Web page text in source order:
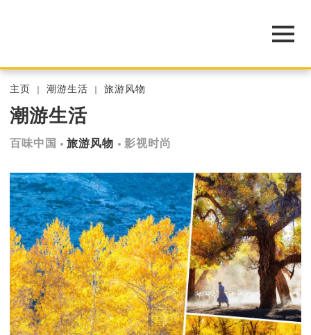
主页 潮游生活 旅游风物
潮游生活
百味中国 旅游风物 影视时尚